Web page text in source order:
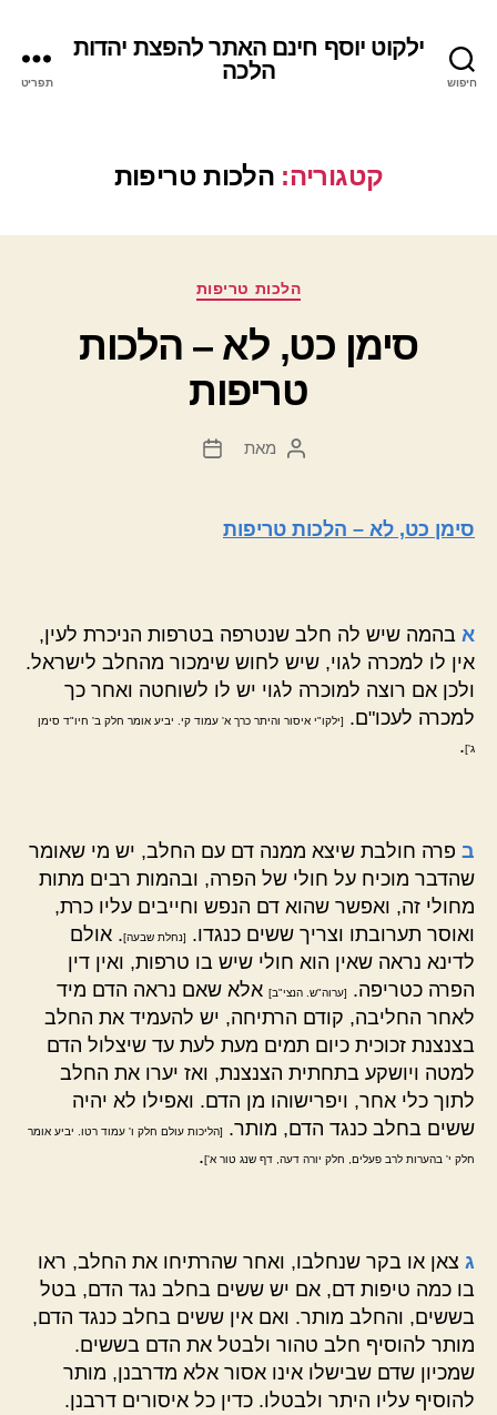
חיפוש
ילקוט יוסף חינם האתר להפצת יהדות
הלכה
תפריט
קטגוריה: הלכות טריפות
קטגוריות
הלכות טריפות
סימן כט, לא – הלכות
טריפות
המחבר
מאת
תאריך
סימן כט, לא – הלכות טריפות
א בהמה שיש לה חלב שנטרפה בטרפות הניכרת לעין,
אין לו למכרה לגוי, שיש לחוש שימכור מהחלב לישראל.
ולכן אם רוצה למוכרה לגוי יש לו לשוחטה ואחר כך
למכרה לעכו"ם.
[ילקו"י איסור והיתר כרך א' עמוד קי. יביע אומר חלק ב' חיו"ד סימן
ג'].
ב פרה חולבת שיצא ממנה דם עם החלב, יש מי שאומר
שהדבר מוכיח על חולי של הפרה, ובהמות רבים מתות
מחולי זה, ואפשר שהוא דם הנפש וחייבים עליו כרת,
ואוסר תערובתו וצריך ששים כנגדו.
[נחלת שבעה]. אולם
לדינא נראה שאין הוא חולי שיש בו טרפות, ואין דין
הפרה כטריפה.
[ערוה"ש. הנצי"ב] אלא שאם נראה הדם מיד
לאחר החליבה, קודם הרתיחה, יש להעמיד את החלב
בצנצנת זכוכית כיום תמים מעת לעת עד שיצלול הדם
למטה ויושקע בתחתית הצנצנת, ואז יערו את החלב
לתוך כלי אחר, ויפרישוהו מן הדם. ואפילו לא יהיה
ששים בחלב כנגד הדם, מותר.
[הליכות עולם חלק ו' עמוד רטו. יביע אומר
חלק י' בהערות לרב פעלים, חלק יורה דעה, דף שנג טור א'].
ג צאן או בקר שנחלבו, ואחר שהרתיחו את החלב, ראו
בו כמה טיפות דם, אם יש ששים בחלב נגד הדם, בטל
בששים, והחלב מותר. ואם אין ששים בחלב כנגד הדם,
מותר להוסיף חלב טהור ולבטל את הדם בששים.
שמכיון שדם שבישלו אינו אסור אלא מדרבנן, מותר
להוסיף עליו היתר ולבטלו. כדין כל איסורים דרבנן.